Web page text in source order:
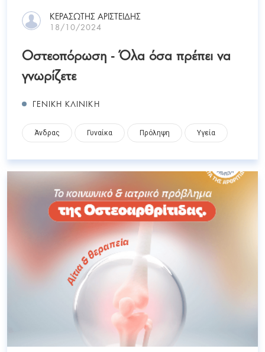
ΚΕΡΑΣΩΤΗΣ ΑΡΙΣΤΕΙΔΗΣ
18/10/2024
Οστεοπόρωση - Όλα όσα πρέπει να
γνωρίζετε
ΓΕΝΙΚΗ ΚΛΙΝΙΚΗ
Άνδρας Γυναίκα Πρόληψη Υγεία